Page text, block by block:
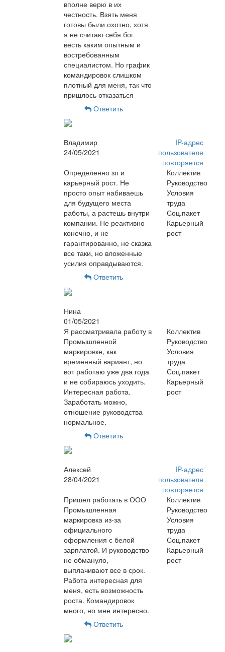
вполне верю в их
честность. Взять меня
готовы были охотно, хотя
я не считаю себя бог
весть каким опытным и
востребованным
специалистом. Но график
командировок слишком
плотный для меня, так что
пришлось отказаться
Ответить
Владимир
24/05/2021
IP-адрес
пользователя
повторяется
Определенно зп и
карьерный рост. Не
просто опыт набиваешь
для будущего места
работы, а растешь внутри
компании. Не реактивно
конечно, и не
гарантированно, не сказка
все таки, но вложенные
усилия оправдываются.
Коллектив
Руководство
Условия
труда
Соц.пакет
Карьерный
рост
Ответить
Нина
01/05/2021
Я рассматривала работу в
Промышленной
маркировке, как
временный вариант, но
вот работаю уже два года
и не собираюсь уходить.
Интересная работа.
Заработать можно,
отношение руководства
нормальное.
Коллектив
Руководство
Условия
труда
Соц.пакет
Карьерный
рост
Ответить
Алексей
28/04/2021
IP-адрес
пользователя
повторяется
Пришел работать в ООО
Промышленная
маркировка из-за
официального
оформления с белой
зарплатой. И руководство
не обмануло,
выплачивают все в срок.
Работа интересная для
меня, есть возможность
роста. Командировок
много, но мне интересно.
Коллектив
Руководство
Условия
труда
Соц.пакет
Карьерный
рост
Ответить